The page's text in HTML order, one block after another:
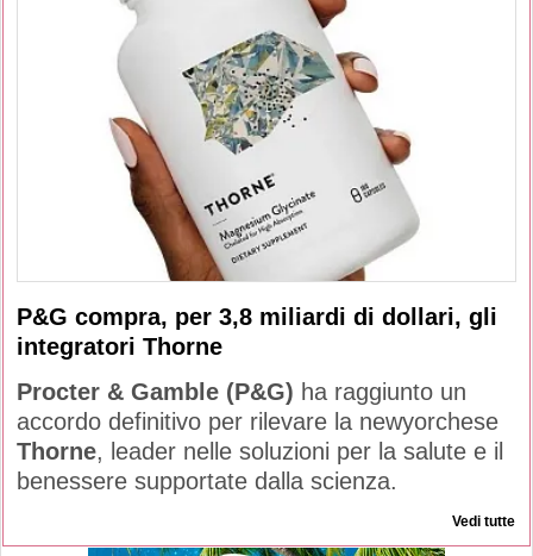
P&G compra, per 3,8 miliardi di dollari, gli
integratori Thorne
Procter & Gamble (P&G) ha raggiunto un
accordo definitivo per rilevare la newyorchese
Thorne, leader nelle soluzioni per la salute e il
benessere supportate dalla scienza.
Vedi tutte